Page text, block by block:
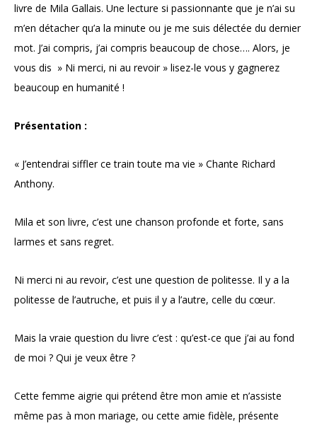
livre de Mila Gallais. Une lecture si passionnante que je n’ai su
m’en détacher qu’a la minute ou je me suis délectée du dernier
mot. J’ai compris, j’ai compris beaucoup de chose…. Alors, je
vous dis » Ni merci, ni au revoir » lisez-le vous y gagnerez
beaucoup en humanité !
Présentation :
« J’entendrai siffler ce train toute ma vie » Chante Richard
Anthony.
Mila et son livre, c’est une chanson profonde et forte, sans
larmes et sans regret.
Ni merci ni au revoir, c’est une question de politesse. Il y a la
politesse de l’autruche, et puis il y a l’autre, celle du cœur.
Mais la vraie question du livre c’est : qu’est-ce que j’ai au fond
de moi ? Qui je veux être ?
Cette femme aigrie qui prétend être mon amie et n’assiste
même pas à mon mariage, ou cette amie fidèle, présente